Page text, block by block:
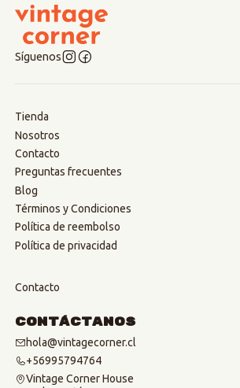
Síguenos
Tienda
Nosotros
Contacto
Preguntas frecuentes
Blog
Términos y Condiciones
Política de reembolso
Política de privacidad
Contacto
Contáctanos
hola@vintagecorner.cl
+56995794764
Vintage Corner House